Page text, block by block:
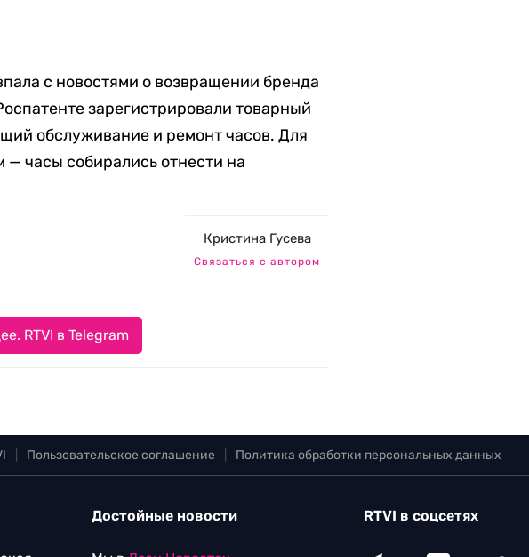
с новостями о возвращении бренда
зарегистрировали товарный
обслуживание и ремонт часов. Для
часы собирались отнести на
Кристина Гусева
Связаться с автором
RTVI в Telegram
Пользовательское соглашение Политика обработки персональных данных
Достойные новости RTVI в соцсетях